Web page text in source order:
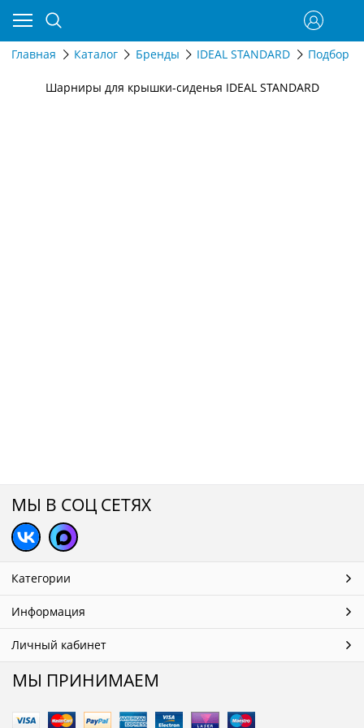
Главная Каталог Бренды IDEAL STANDARD Подбор
Шарниры для крышки-сиденья IDEAL STANDARD
МЫ В СОЦ СЕТЯХ
Категории
Информация
Личный кабинет
МЫ ПРИНИМАЕМ